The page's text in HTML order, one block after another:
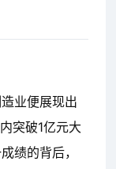
业便展现出
突破1亿元大
绩的背后，